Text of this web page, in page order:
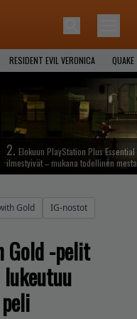
RESIDENT EVIL VERONICA QUAKE
2. Elokuun PlayStation Plus
ilmestyivät – mukana todellinen
Gold IG-nostot
Gold -pelit